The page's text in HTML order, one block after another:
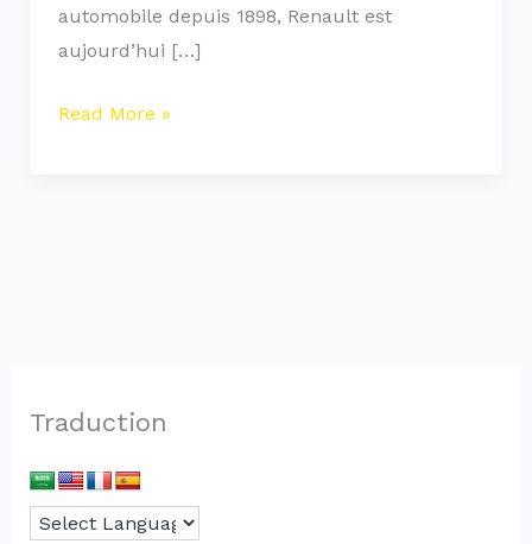
automobile depuis 1898, Renault est
aujourd’hui […]
Read More »
Traduction